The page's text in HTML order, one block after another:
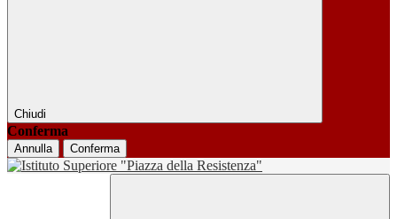
Chiudi
Conferma
Annulla Conferma